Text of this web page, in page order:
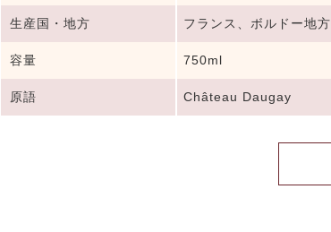
生産国・地方 フランス、ボルドー地方
容量 750ml
原語 Château Daugay